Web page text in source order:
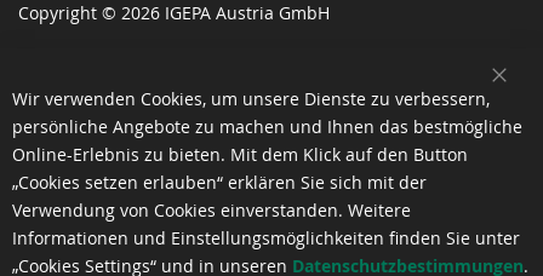
Copyright © 2026 IGEPA Austria GmbH
Wir verwenden Cookies, um unsere Dienste zu verbessern,
persönliche Angebote zu machen und Ihnen das bestmögliche
Online-Erlebnis zu bieten. Mit dem Klick auf den Button
„Cookies setzen erlauben“ erklären Sie sich mit der
Verwendung von Cookies einverstanden. Weitere
Informationen und Einstellungsmöglichkeiten finden Sie unter
„Cookies Settings“ und in unseren Datenschutzbestimmungen.